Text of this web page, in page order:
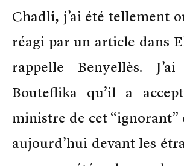
Chadli, j’ai été tellement
réagi par un article dans
rappelle Benyellès.
Bouteflika qu’il a
ministre de cet “ignorant”
aujourd’hui devant les